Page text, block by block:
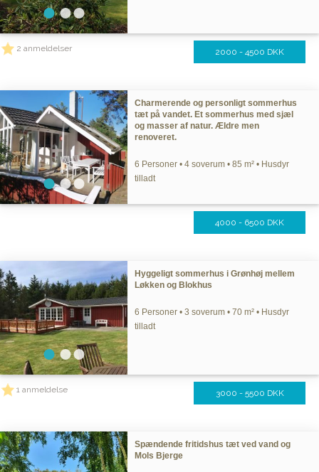
2 anmeldelser 2000 - 4500 DKK
Charmerende og personligt sommerhus
tæt på vandet. Et sommerhus med sjæl
og masser af natur. Ældre men
renoveret.
6 Personer • 4 soverum • 85 m² • Husdyr
tilladt
4000 - 6500 DKK
Hyggeligt sommerhus i Grønhøj mellem
Løkken og Blokhus
6 Personer • 3 soverum • 70 m² • Husdyr
tilladt
1 anmeldelse 3000 - 5500 DKK
Spændende fritidshus tæt ved vand og
Mols Bjerge